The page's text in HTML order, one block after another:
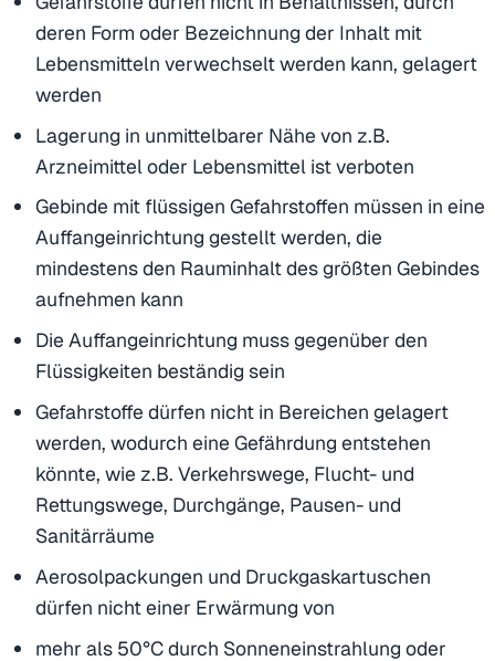
deren Form oder Bezeichnung der Inhalt mit
Lebensmitteln verwechselt werden kann, gelagert
werden
Lagerung in unmittelbarer Nähe von z.B.
Arzneimittel oder Lebensmittel ist verboten
Gebinde mit flüssigen Gefahrstoffen müssen in eine
Auffangeinrichtung gestellt werden, die
mindestens den Rauminhalt des größten Gebindes
aufnehmen kann
Die Auffangeinrichtung muss gegenüber den
Flüssigkeiten beständig sein
Gefahrstoffe dürfen nicht in Bereichen gelagert
werden, wodurch eine Gefährdung entstehen
könnte, wie z.B. Verkehrswege, Flucht- und
Rettungswege, Durchgänge, Pausen- und
Sanitärräume
Aerosolpackungen und Druckgaskartuschen
dürfen nicht einer Erwärmung von
mehr als 50°C durch Sonneneinstrahlung oder